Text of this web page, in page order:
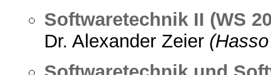
Softwaretechnik II (WS
Dr. Alexander Zeier